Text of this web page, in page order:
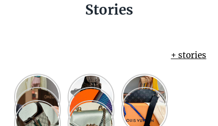
Stories
+ stories